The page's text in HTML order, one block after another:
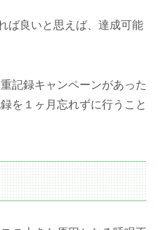
ば良いと思えば、達成可能
記録キャンペーンがあった
を１ヶ月忘れずに行うこと